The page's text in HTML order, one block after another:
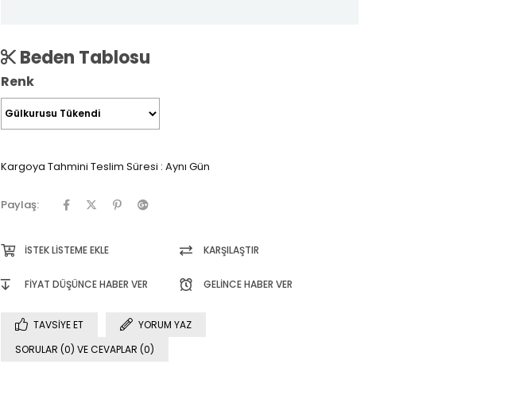
Beden Tablosu
Renk
Kargoya Tahmini Teslim Süresi : Aynı Gün
Paylaş:
İSTEK LISTEME EKLE KARŞILAŞTIR
FIYAT DÜŞÜNCE HABER VER GELINCE HABER VER
TAVSIYE ET
YORUM YAZ
SORULAR (0) VE CEVAPLAR (0)